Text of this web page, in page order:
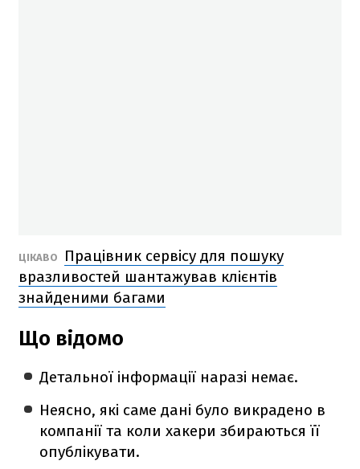
ЦІКАВО
Працівник сервісу для пошуку
вразливостей шантажував клієнтів
знайденими багами
Що відомо
Детальної інформації наразі немає.
Неясно, які саме дані було викрадено в
компанії та коли хакери збираються її
опублікувати.